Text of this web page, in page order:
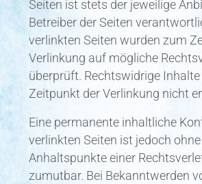
Seiten ist stets der jeweilige
Betreiber der Seiten
verlinkten Seiten wurden zum
Verlinkung auf mögliche
überprüft. Rechtswidrige
Zeitpunkt der Verlinkung nicht
Eine permanente inhaltliche
verlinkten Seiten ist jedoch
Anhaltspunkte einer
zumutbar. Bei Bekanntwerden